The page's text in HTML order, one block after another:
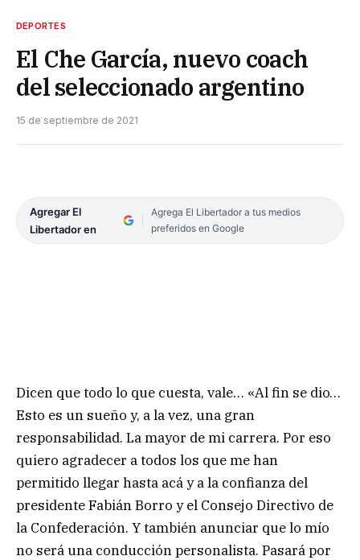
DEPORTES
El Che García, nuevo coach
del seleccionado argentino
15 de septiembre de 2021
Agregar El
Libertador en
Agrega El Libertador a tus medios
preferidos en Google
Dicen que todo lo que cuesta, vale… «Al fin se dio…
Esto es un sueño y, a la vez, una gran
responsabilidad. La mayor de mi carrera. Por eso
quiero agradecer a todos los que me han
permitido llegar hasta acá y a la confianza del
presidente Fabián Borro y el Consejo Directivo de
la Confederación. Y también anunciar que lo mío
no será una conducción personalista. Pasará por